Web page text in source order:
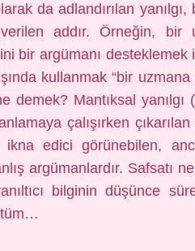
da adlandırılan yanılgı,
addır. Örneğin, bir
bir argümanı
kullanmak “bir uzmana
demek? Mantıksal yanılgı
çalışırken
ikna edici görünebilen,
argümanlardır. Safsatı
bilginin düşünce
tüm…